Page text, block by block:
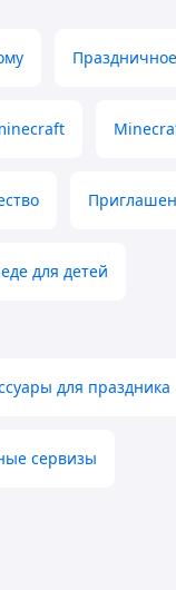
для детей
для праздника
сервизы